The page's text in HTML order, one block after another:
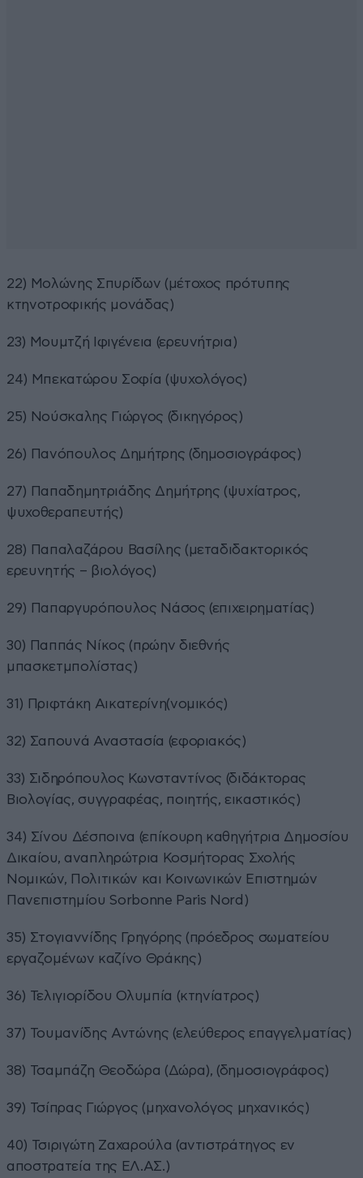
22) Μολώνης Σπυρίδων (μέτοχος πρότυπης
κτηνοτροφικής μονάδας)
23) Μουμτζή Ιφιγένεια (ερευνήτρια)
24) Μπεκατώρου Σοφία (ψυχολόγος)
25) Νούσκαλης Γιώργος (δικηγόρος)
26) Πανόπουλος Δημήτρης (δημοσιογράφος)
27) Παπαδημητριάδης Δημήτρης (ψυχίατρος,
ψυχοθεραπευτής)
28) Παπαλαζάρου Βασίλης (μεταδιδακτορικός
ερευνητής – βιολόγος)
29) Παπαργυρόπουλος Νάσος (επιχειρηματίας)
30) Παππάς Νίκος (πρώην διεθνής
μπασκετμπολίστας)
31) Πριφτάκη Αικατερίνη(νομικός)
32) Σαπουνά Αναστασία (εφοριακός)
33) Σιδηρόπουλος Κωνσταντίνος (διδάκτορας
Βιολογίας, συγγραφέας, ποιητής, εικαστικός)
34) Σίνου Δέσποινα (επίκουρη καθηγήτρια Δημοσίου
Δικαίου, αναπληρώτρια Κοσμήτορας Σχολής
Νομικών, Πολιτικών και Κοινωνικών Επιστημών
Πανεπιστημίου Sorbonne Paris Nord)
35) Στογιαννίδης Γρηγόρης (πρόεδρος σωματείου
εργαζομένων καζίνο Θράκης)
36) Τελιγιορίδου Ολυμπία (κτηνίατρος)
37) Τουμανίδης Αντώνης (ελεύθερος επαγγελματίας)
38) Τσαμπάζη Θεοδώρα (Δώρα), (δημοσιογράφος)
39) Τσίπρας Γιώργος (μηχανολόγος μηχανικός)
40) Τσιριγώτη Ζαχαρούλα (αντιστράτηγος εν
αποστρατεία της ΕΛ.ΑΣ.)